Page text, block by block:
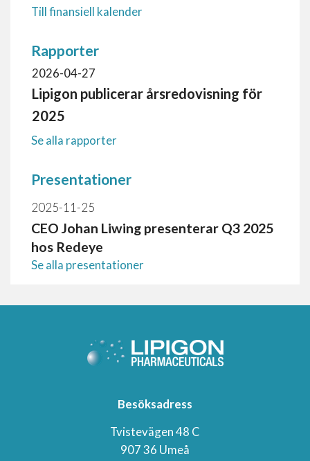
Till finansiell kalender
Rapporter
Lipigon publicerar årsredovisning för
2025
2026-04-27
Se alla rapporter
Presentationer
2025-11-25
CEO Johan Liwing presenterar Q3 2025
hos Redeye
Se alla presentationer
Besöksadress
Tvistevägen 48 C
907 36 Umeå